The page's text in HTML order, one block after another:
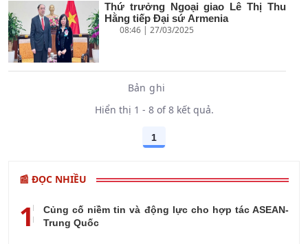
Thứ trưởng Ngoại giao Lê Thị Thu
Hằng tiếp Đại sứ Armenia
08:46 | 27/03/2025
Bản ghi
Hiển thị 1 - 8 of 8 kết quả.
Các trang trên cổng
1
📰 ĐỌC NHIỀU
1
Củng cố niềm tin và động lực cho hợp tác ASEAN-
Trung Quốc